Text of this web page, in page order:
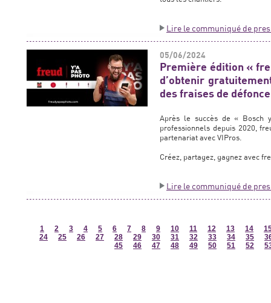
Lire le communiqué de
05/06/2024
Première édition «
d’obtenir
des fraises de
Après le succès de « Bosch
professionnels depuis 2020,
partenariat avec VIPros.
Créez, partagez, gagnez avec
Lire le communiqué de
1 2 3 4 5 6 7 8 9 10 11 12 13 14
24
25 26 27 28 29 30 31 32 33 34 35
45
46 47 48 49 50 51 52